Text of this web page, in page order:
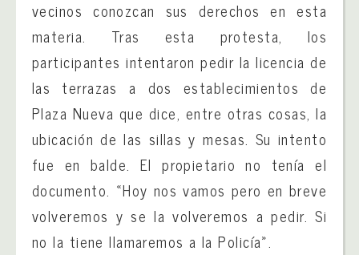
vecinos conozcan sus derechos en esta
materia. Tras esta protesta, los
participantes intentaron pedir la licencia de
las terrazas a dos establecimientos de
Plaza Nueva que dice, entre otras cosas, la
ubicación de las sillas y mesas. Su intento
fue en balde. El propietario no tenía el
documento. «Hoy nos vamos pero en breve
volveremos y se la volveremos a pedir. Si
no la tiene llamaremos a la Policía».